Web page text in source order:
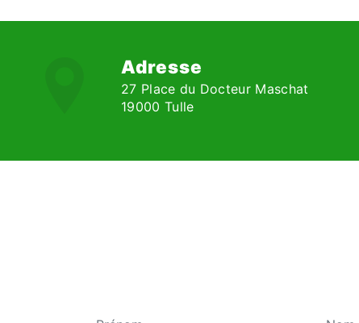
Adresse
27 Place du Docteur Maschat
19000 Tulle